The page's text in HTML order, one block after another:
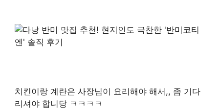
치킨이랑 계란은 사장님이 요리해야 해서,, 좀 기다
리셔야 합니당 ㅋㅋㅋㅋ